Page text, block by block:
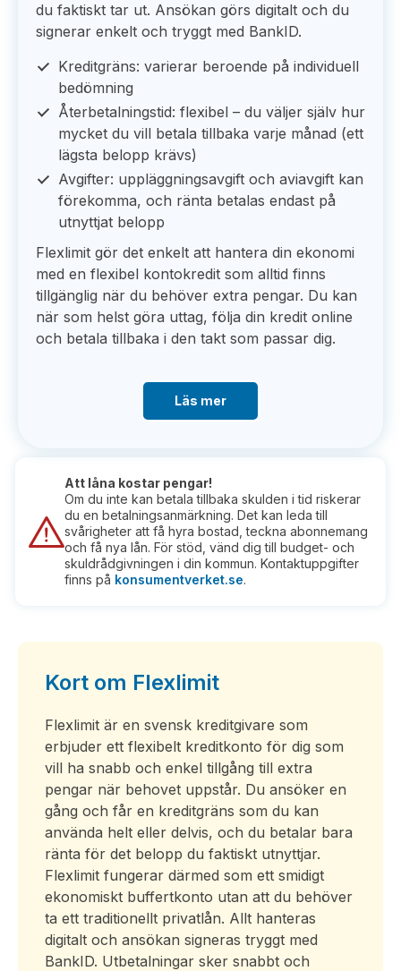
du faktiskt tar ut. Ansökan görs digitalt och du
signerar enkelt och tryggt med BankID.
Kreditgräns: varierar beroende på individuell
bedömning
Återbetalningstid: flexibel – du väljer själv hur
mycket du vill betala tillbaka varje månad (ett
lägsta belopp krävs)
Avgifter: uppläggningsavgift och aviavgift kan
förekomma, och ränta betalas endast på
utnyttjat belopp
Flexlimit gör det enkelt att hantera din ekonomi
med en flexibel kontokredit som alltid finns
tillgänglig när du behöver extra pengar. Du kan
när som helst göra uttag, följa din kredit online
och betala tillbaka i den takt som passar dig.
Läs mer
Att låna kostar pengar!
Om du inte kan betala tillbaka skulden i tid riskerar
du en betalningsanmärkning. Det kan leda till
svårigheter att få hyra bostad, teckna abonnemang
och få nya lån. För stöd, vänd dig till budget- och
skuldrådgivningen i din kommun. Kontaktuppgifter
finns på konsumentverket.se.
Kort om Flexlimit
Flexlimit är en svensk kreditgivare som
erbjuder ett flexibelt kreditkonto för dig som
vill ha snabb och enkel tillgång till extra
pengar när behovet uppstår. Du ansöker en
gång och får en kreditgräns som du kan
använda helt eller delvis, och du betalar bara
ränta för det belopp du faktiskt utnyttjar.
Flexlimit fungerar därmed som ett smidigt
ekonomiskt buffertkonto utan att du behöver
ta ett traditionellt privatlån. Allt hanteras
digitalt och ansökan signeras tryggt med
BankID. Utbetalningar sker snabbt och